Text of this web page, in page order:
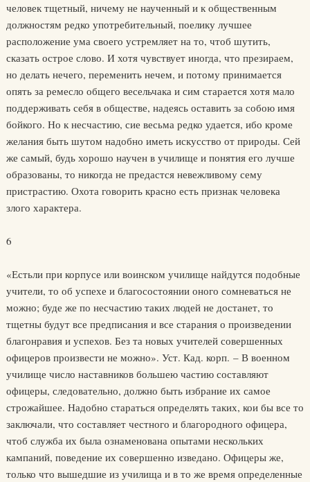
человек тщетный, ничему не наученный и к общественным
должностям редко употребительный, поелику лучшее
расположение ума своего устремляет на то, чтоб шутить,
сказать острое слово. И хотя чувствует иногда, что презираем,
но делать нечего, переменить нечем, и потому принимается
опять за ремесло общего весельчака и сим старается хотя мало
поддерживать себя в обществе, надеясь оставить за собою имя
бойкого. Но к несчастию, сие весьма редко удается, ибо кроме
желания быть шутом надобно иметь искусство от природы. Сей
же самый, будь хорошо научен в училище и понятия его лучше
образованы, то никогда не предастся невежливому сему
пристрастию. Охота говорить красно есть признак человека
злого характера.
6
«Естьли при корпусе или воинском училище найдутся подобные
учители, то об успехе и благосостоянии оного сомневаться не
можно; буде же по несчастию таких людей не достанет, то
тщетны будут все предписания и все старания о произведении
благонравия и успехов. Без та новых учителей совершенных
офицеров произвести не можно». Уст. Кад. корп. – В военном
училище число наставников большею частию составляют
офицеры, следовательно, должно быть избрание их самое
строжайшее. Надобно стараться определять таких, кои бы все то
заключали, что составляет честного и благородного офицера,
чтоб служба их была ознаменована опытами нескольких
кампаний, поведение их совершенно изведано. Офицеры же,
только что вышедшие из училища и в то же время определенные